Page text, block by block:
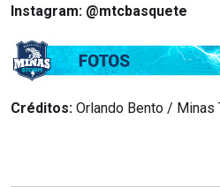
Instagram: @mtcbasquete
Créditos: Orlando Bento / Minas